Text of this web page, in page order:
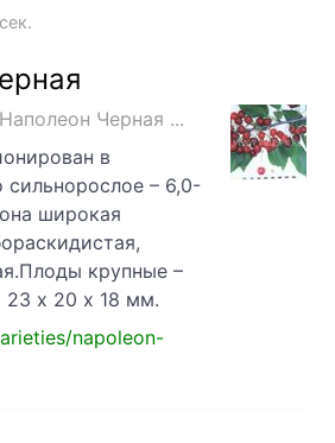
Наполеон Черная ...
в
сильнорослое – 6,0-
широкая
крупные –
23 х 20 х 18 мм.
napoleon-